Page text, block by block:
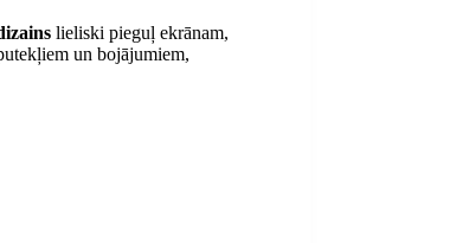
lieliski pieguļ ekrānam,
un bojājumiem,